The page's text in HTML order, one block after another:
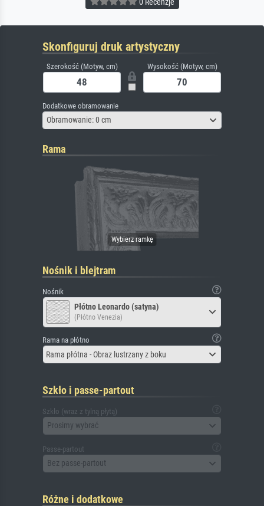
Skonfiguruj druk artystyczny
Szerokość (Motyw, cm) Wysokość (Motyw, cm)
Dodatkowe obramowanie
Obramowanie: 0 cm
Rama
Nośnik i blejtram
Nośnik
Płótno Leonardo (satyna)
(Płótno Venezia)
Rama na płótno
Rama płótna - Obraz lustrzany z boku
Szkło i passe-partout
Szkło (wraz z tylną płytą)
Prosimy wybrać
Passe-partout
Bez passe-partout
Różne i dodatkowe